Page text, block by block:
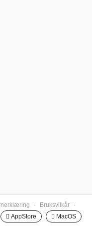
· Bruksvilkår
·
 AppStore  MacOS